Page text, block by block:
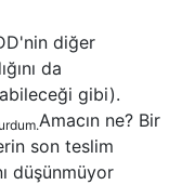
diğer
da
gibi).
Amacın ne? Bir
son teslim
düşünmüyor